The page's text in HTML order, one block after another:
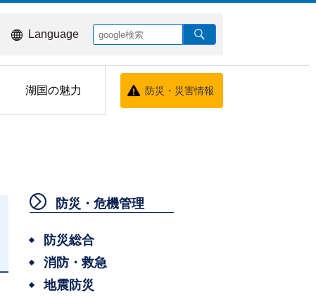
Language
湖国の魅力 防災・災害情報
防災・危機管理
防災総合
消防・救急
地震防災